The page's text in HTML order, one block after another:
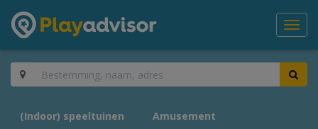
(Indoor) speeltuinen
Amusement